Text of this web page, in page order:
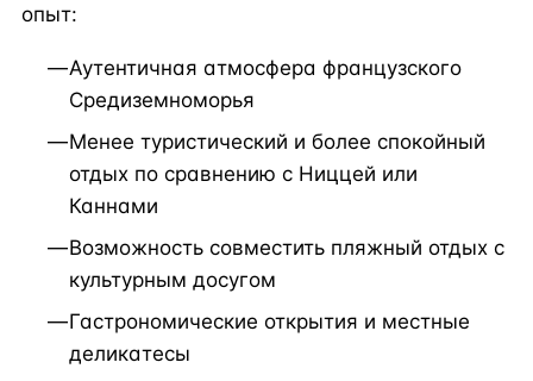
опыт:
Аутентичная атмосфера французского
Средиземноморья
Менее туристический и более спокойный
отдых по сравнению с Ниццей или
Каннами
Возможность совместить пляжный отдых с
культурным досугом
Гастрономические открытия и местные
деликатесы